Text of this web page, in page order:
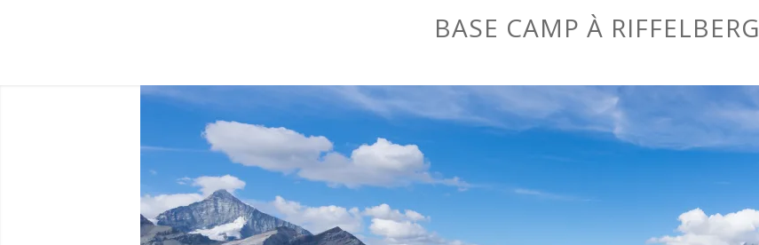
BASE CAMP À RIFFELBERG